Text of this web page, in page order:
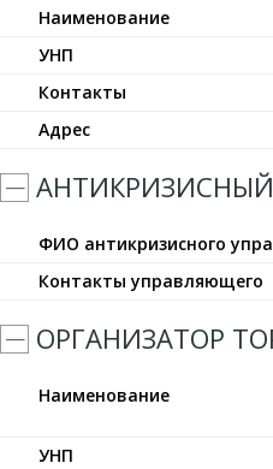
Наименование
УНП
Контакты
Адрес
ФИО антикризисного
Контакты управляющего
ОРГАНИЗАТОР
Наименование
УНП